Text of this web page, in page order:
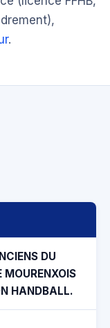
.
DU
HANDBALL.